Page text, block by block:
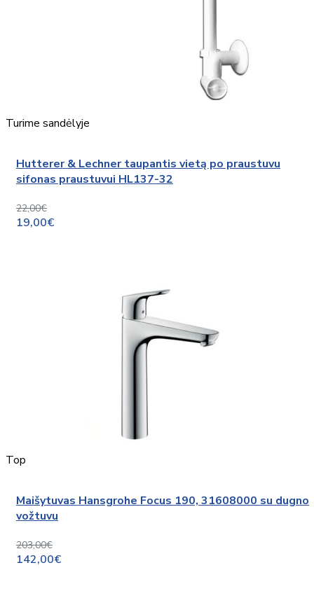
Turime sandėlyje
Hutterer & Lechner taupantis vietą po praustuvu
sifonas praustuvui HL137-32
22,00€
19,00€
Top
Maišytuvas Hansgrohe Focus 190, 31608000 su dugno
vožtuvu
203,00€
142,00€